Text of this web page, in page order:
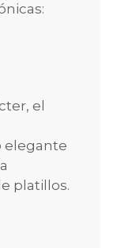
el
elegante
platillos.